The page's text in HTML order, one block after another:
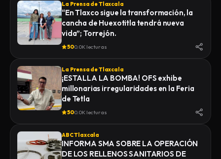
La Prensa de Tlaxcala
“En Tlaxco sigue la transformación, la
cancha de Huexotitla tendrá nueva
vida”; Torrejón.
500.0K lecturas
La Prensa de Tlaxcala
¡ESTALLA LA BOMBA! OFS exhibe
millonarias irregularidades en la Feria
de Tetla
500.0K lecturas
ABC Tlaxcala
INFORMA SMA SOBRE LA OPERACIÓN
DE LOS RELLENOS SANITARIOS DE